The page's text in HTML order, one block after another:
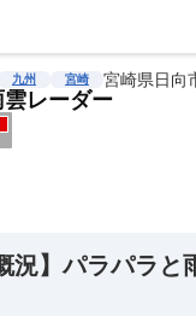
地震情報 警報・注意
九州 宮崎 宮崎県日向
レーダー
天
況】パラパラと